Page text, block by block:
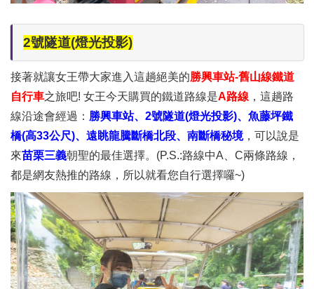
2號隧道(燈光投影)
接著就讓女王帶大家進入這趟絕美的勝興車站-舊山線鐵道
自行車之旅吧! 女王今天購買的鐵道路線是A路線 ，這趟路
線沿途會經過： 勝興車站、2號隧道(燈光投影)、魚藤坪鐵
橋(高33公尺)、遠眺龍騰斷橋北段、南斷橋秘境，可以說是
來苗栗三義朝聖的最佳選擇。(P.S.:路線中A、C兩條路線，
都是網友熱推的路線，所以就看您自行選擇囉~)